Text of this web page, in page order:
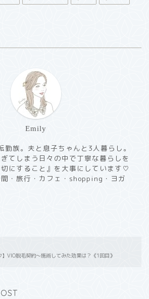
Emily
勤族。夫と息子ちゃんと3人暮らし。
てしまう日々の中で丁寧な暮らしを
にすること』を大事にしています♡
・旅行・カフェ・shopping・ヨガ
】VIO脱毛契約～施術してみた効果は？《1回目》